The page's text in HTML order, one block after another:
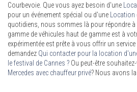
Courbevoie. Que vous ayez besoin d'une
pour un événement spécial ou d'une
quotidiens, nous sommes là pour répondre
gamme de véhicules haut de gamme est à
expérimentée est prête à vous offrir un
demandez Qui contacter pour la location
le festival de Cannes ? Ou peut-être
Mercedes avec chauffeur privé? Nous avons